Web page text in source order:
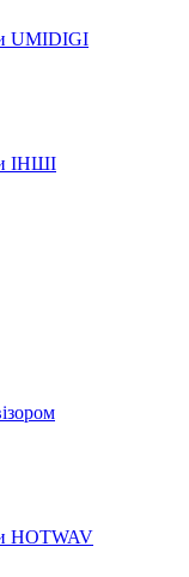
UMIDIGI
ІНШІ
HOTWAV